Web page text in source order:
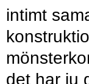
intimt
det har ju